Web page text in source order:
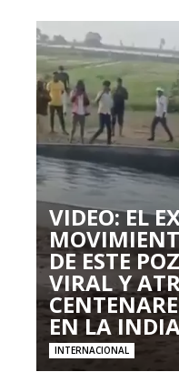
VIDEO: EL
DE ESTE
VIRAL Y
EN LA
INTERNACIONAL